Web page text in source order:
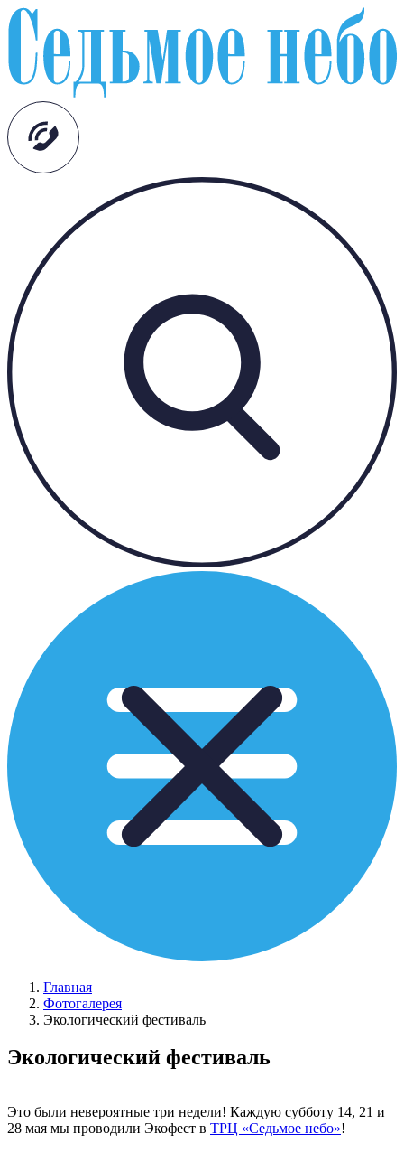
Главная
Фотогалерея
Экологический фестиваль
Экологический фестиваль
Это были невероятные три недели! Каждую субботу 14, 21 и
28 мая мы проводили Экофест в ТРЦ «Седьмое небо»!